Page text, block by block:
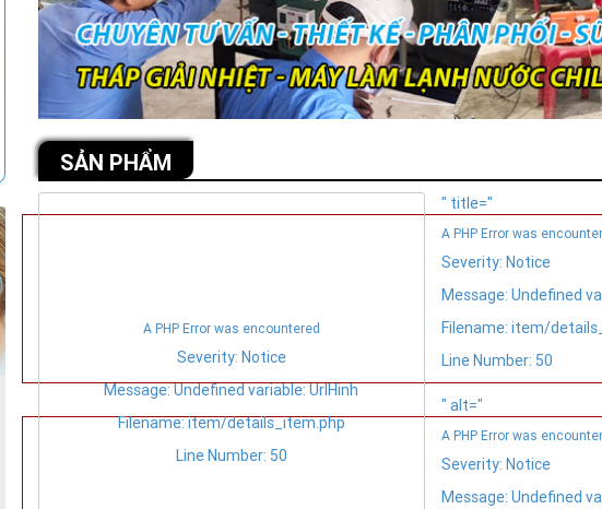
SẢN PHẨM
A PHP Error was encountered
Severity: Notice
Message: Undefined variable: UrlHinh
Filename: item/details_item.php
Line Number: 50
" title="
A PHP Error was
Severity: Notice
Message: Undefined
Filename: item/
Line Number: 50
" alt="
A PHP Error was
Severity: Notice
Message: Undefined